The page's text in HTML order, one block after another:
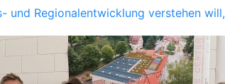
und Regionalentwicklung verstehen